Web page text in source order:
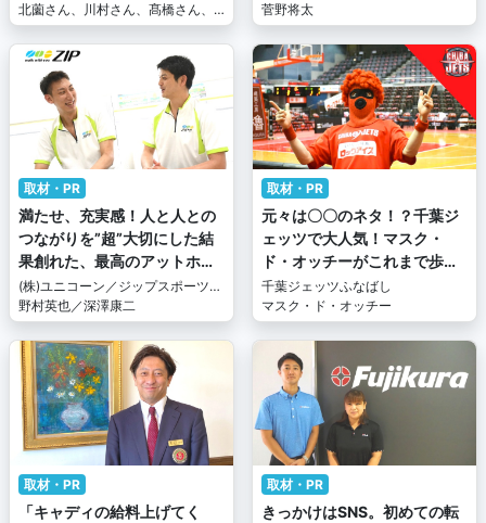
談会企画】
北薗さん、川村さん、髙橋さん、
木村さん
菅野将太
取材・PR
満たせ、充実感！人と人との
つながりを”超”大切にした結
果創れた、最高のアットホー
ムさとは？
(株)ユニコーン／ジップスポーツパ
ーク
野村英也／深澤康二
取材・PR
元々は〇〇のネタ！？千葉ジ
ェッツで大人気！マスク・
ド・オッチーがこれまで歩ん
できた道のり
千葉ジェッツふなばし
マスク・ド・オッチー
取材・PR
「キャディの給料上げてく
取材・PR
きっかけはSNS。初めての転